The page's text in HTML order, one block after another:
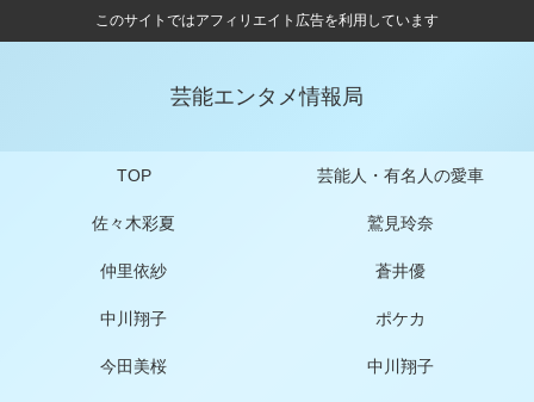
このサイトではアフィリエイト広告を利用しています
芸能エンタメ情報局
TOP 芸能人・有名人の愛車
佐々木彩夏 鷲見玲奈
仲里依紗 蒼井優
中川翔子 ポケカ
今田美桜 中川翔子